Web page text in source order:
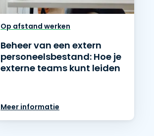
Op afstand werken
Beheer van een extern
personeelsbestand: Hoe je
externe teams kunt leiden
Meer informatie